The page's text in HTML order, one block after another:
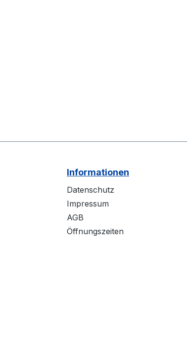
Informationen
Datenschutz
Impressum
AGB
Öffnungszeiten